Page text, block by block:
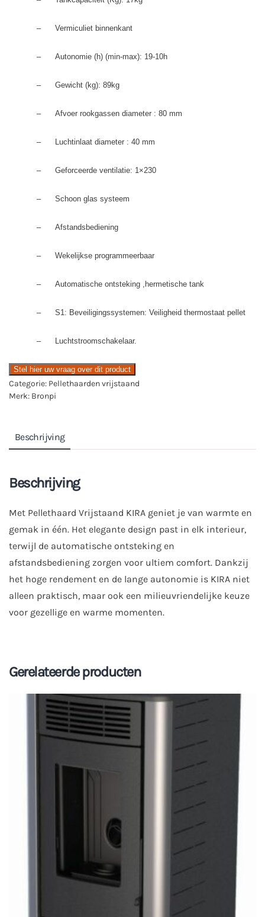
– Vermiculiet binnenkant
– Autonomie (h) (min-max): 19-10h
– Gewicht (kg): 89kg
– Afvoer rookgassen diameter : 80 mm
– Luchtinlaat diameter : 40 mm
– Geforceerde ventilatie: 1×230
– Schoon glas systeem
– Afstandsbediening
– Wekelijkse programmeerbaar
– Automatische ontsteking ,hermetische tank
– S1: Beveiligingssystemen: Veiligheid thermostaat pellet
– Luchtstroomschakelaar.
Stel hier uw vraag over dit product
Categorie: Pellethaarden vrijstaand
Merk: Bronpi
Beschrijving
Beschrijving
Met Pellethaard Vrijstaand KIRA geniet je van warmte en
gemak in één. Het elegante design past in elk interieur,
terwijl de automatische ontsteking en
afstandsbediening zorgen voor ultiem comfort. Dankzij
het hoge rendement en de lange autonomie is KIRA niet
alleen praktisch, maar ook een milieuvriendelijke keuze
voor gezellige en warme momenten.
Gerelateerde producten